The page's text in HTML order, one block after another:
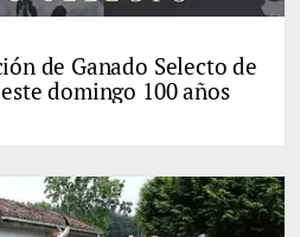
de Ganado Selecto de
domingo 100 años